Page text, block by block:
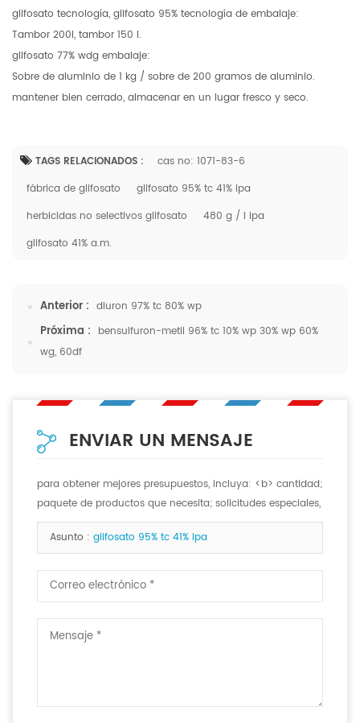
glifosato tecnología, glifosato 95% tecnología de embalaje:
Tambor 200l, tambor 150 l.
glifosato 77% wdg embalaje:
Sobre de aluminio de 1 kg / sobre de 200 gramos de aluminio.
mantener bien cerrado, almacenar en un lugar fresco y seco.
TAGS RELACIONADOS :
cas no: 1071-83-6
fábrica de glifosato
glifosato 95% tc 41% ipa
herbicidas no selectivos glifosato
480 g / l ipa
glifosato 41% a.m.
Anterior : diuron 97% tc 80% wp
Próxima : bensulfuron-metil 96% tc 10% wp 30% wp 60%
wg, 60df
ENVIAR UN MENSAJE
para obtener mejores presupuestos, incluya: <b> cantidad;
paquete de productos que necesita; solicitudes especiales,
si las hay. <b>
Asunto : glifosato 95% tc 41% ipa